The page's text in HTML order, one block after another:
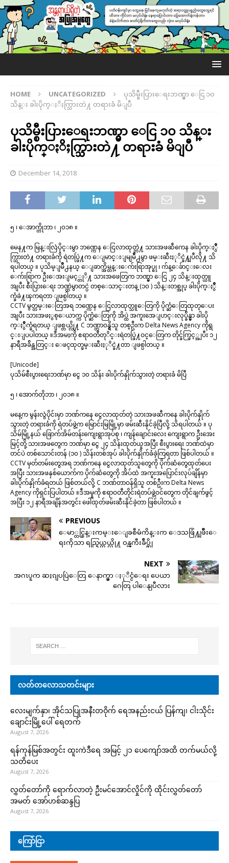
HOME UNCATEGORIZED
ပုသိမ္စီးပြားေရးဘဏ္မွာ ေငြ ၁၀
သိန္း ခါးပိုက္ႏိႈက္သြားတဲ႔ တရားခံ မိျပီ
ပုသိမ္စီးပြားေရးဘဏ္မွာ ေငြ ၁၀ သိန္း
ခါးပိုက္ႏိႈက္သြားတဲ႔ တရားခံ မိျပီ
December 14, 2018
၅ ၊ ေအာက္တိုဘာ ၊ ၂၀၁၈ ။
မေန႔က မြန္းလြဲပိုင္းမွာ ဘဏ္ကေန ေငြလာထုတ္တဲ႔ သားအဖဆီကေန ခါးပိုက္ႏွိဳ
က္သြားတဲ႔ တရားခံကို ရဲတပ္ဖြဲ႔က ေျမာင္းျမျမိဳ႕မွာ ဖမ္းဆီးႏုိင္ခဲ႔ျပီလို႔ သိ
ရပါတယ္ ။ ပုသိမ္ျမိဳ႕နယ္ ေျခာက္အိမ္တန္းေက်းရြာအုပ္စု ၊ က်န္ေခ်ာင္းေလး
ေက်းရြာက ဦးေအးျမင့္တုိ႔ သားအဖေတြက ဘဏ္မွာ ေငြ ၂၄ သိန္းထုတ္ယူ
အျပီး စီးပြားေရး ဘဏ္ထဲမွာတင္ပဲ တစ္ေသာင္းတန္ (၁၀ ) သိန္းတစ္အုပ္ ခါးပိုက္ႏွဳိ
က္ခံခဲ႔ၾကရတာ ျဖစ္ပါတယ္ ။
CCTV မွတ္တမ္းေတြအရ ဘဏ္ကေန ေငြလာထုတ္သူေတြကို ပိုက္ဆံေတြထုတ္ေပး
အျပီး သားအဖႏွစ္ေယာက္က ပိုက္ဆံေတြကို အိပ္ထဲ အကူးအေျပာင္းလုပ္ခ်ိန္မွာ ခါးပို
က္ႏွဳိက္ခံရတယ္ ျဖစ္တယ္လို႔ C ဘဏ္တာဝန္ရွိသူ တစ္ဦးက Delta News Agency ကိုရွ
င္းျပပါတယ္ ။ဒီအမႈကို ဧရာဝတီတုိင္းရဲတပ္ဖြဲ႔ဝင္ေတြက တိုင္ခ်က္ဖြင့္အျပီး ၁၂
နာရီအခ်ိန္အတြင္း ေဖၚထုတ္ဖမ္းဆီးႏုိင္ခဲ႔တာ ျဖစ္ပါတယ္ ။
[Unicode]
ပုသိမ်စီးပွားရေးဘဏ်မှာ ငွေ ၁၀ သိန်း ခါးပိုက်နှိုက်သွားတဲ့ တရားခံ မိပြီ
၅ ၊ အောက်တိုဘာ ၊ ၂၀၁၈ ။
မနေ့က မွန်းလွဲပိုင်းမှာ ဘဏ်ကနေ ငွေလာထုတ်တဲ့ သားအဖဆီကနေ ခါးပိုက်နှိုက်
သွားတဲ့ တရားခံကို ရဲတပ်ဖွဲ့က မြောင်းမြမြို့မှာ ဖမ်းဆီးနိုင်ခဲ့ပြီလို့ သိရပါတယ် ။ ပု
သိမ်မြို့နယ် ခြောက်အိမ်တန်းကျေးရွာအုပ်စု ၊ ကျန်ချောင်းလေး ကျေးရွာက ဦးအေး
မြင့်တို့ သားအဖတွေက ဘဏ်မှာ ငွေ ၂၄ သိန်းထုတ်ယူအပြီး စီးပွားရေး ဘဏ်ထဲမှာ
တင်ပဲ တစ်သောင်းတန် (၁၀ ) သိန်းတစ်အုပ် ခါးပိုက်နှိုက်ခံခဲ့ကြရတာ ဖြစ်ပါတယ် ။
CCTV မှတ်တမ်းတွေအရ ဘဏ်ကနေ ငွေလာထုတ်သူတွေကို ပိုက်ဆံတွေထုတ်ပေး
အပြီး သားအဖနှစ်ယောက်က ပိုက်ဆံတွေကို အိပ်ထဲ အကူးအပြောင်းလုပ်ချိန်မှာ
ခါးပိုက်နှိုက်ခံရတယ် ဖြစ်တယ်လို့ C ဘဏ်တာဝန်ရှိသူ တစ်ဦးက Delta News
Agency ကိုရှင်းပြပါတယ် ။ဒီအမှုကို ဧရာဝတီတိုင်းရဲတပ်ဖွဲ့ဝင်တွေက တိုင်ချက်ဖွင့်
အပြီး ၁၂ နာရီအချိန်အတွင်း ဖေါ်ထုတ်ဖမ်းဆီးနိုင်ခဲ့တာ ဖြစ်ပါတယ် ။
PREVIOUS
ေမာ္တင္စြန္းကမ္းေျခစီမံကိန္းက ေဒသဖြံ႔ျဖိဳးေ
ရးကိုသာ ရည္ရြယ္တယ္လို႔ ဝန္ၾကီးခ်ဳပ္ဆို
NEXT
အဂၤပူက ဆႏၵျပပြဲေတြ ေနာက္မွာ ႏုိင္ငံေရး ပေယာ
ဂေတြ ပါေနျပီလား
လတ်တလောသတင်းများ
လေးမျက်နှာ၊ အိုင်သပြုအနီးတဝိုက် ရေအနည်းငယ် ပြန်ကျ၊ ငါးသိုင်း
ချောင်းမြို့ပေါ် ရေတက်
August 7, 2026
ရန်ကုန်မြစ်အတွင်း ထူးကဲဒီရေ အ​မြင့် ၂၁ ပေကျော်အထိ တက်မယ်လို့
သတိပေး
August 7, 2026
လွှတ်တော်ကို ရောက်လာတဲ့ ဦးမင်အောင်လှိုင်ကို ထိုင်းလွှတ်တော်
အမတ် အော်ဟစ်ဆန္ဒပြ
August 7, 2026
ကြော်ငြာ